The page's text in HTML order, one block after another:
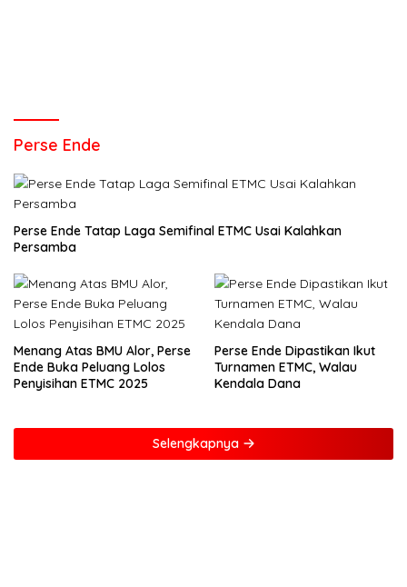
Perse Ende
Perse Ende Tatap Laga Semifinal ETMC Usai Kalahkan
Persamba
Menang Atas BMU Alor, Perse
Ende Buka Peluang Lolos
Penyisihan ETMC 2025
Perse Ende Dipastikan Ikut
Turnamen ETMC, Walau
Kendala Dana
Selengkapnya